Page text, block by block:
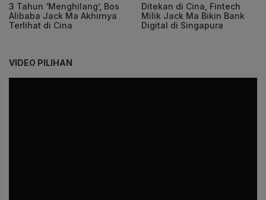
3 Tahun ‘Menghilang’, Bos
Alibaba Jack Ma Akhirnya
Terlihat di Cina
Ditekan di Cina, Fintech
Milik Jack Ma Bikin Bank
Digital di Singapura
VIDEO PILIHAN